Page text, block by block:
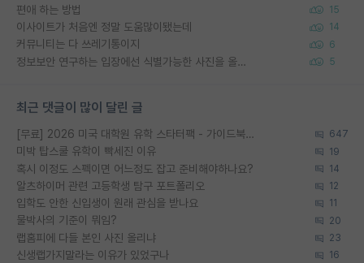
편애 하는 방법 15
이사이트가 처음엔 정말 도움많이됐는데 14
커뮤니티는 다 쓰레기통이지 6
정보보안 연구하는 입장에선 식별가능한 사진을 올리는건 비추이긴함 5
최근 댓글이 많이 달린 글
[무료] 2026 미국 대학원 유학 스타터팩 - 가이드북 & 합격자 컨택메일 템플릿 647
미박 탑스쿨 유학이 빡세진 이유 19
혹시 이정도 스펙이면 어느정도 잡고 준비해야하나요? 14
알츠하이머 관련 고등학생 탐구 포트폴리오 12
입학도 안한 신입생이 원래 관심을 받나요 11
물박사의 기준이 뭐임? 20
랩홈피에 다들 본인 사진 올리냐 23
신생랩가지말라는 이유가 있었구나 16